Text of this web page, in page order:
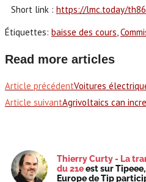
Short link : https://lmc.today/th86
Étiquettes: baisse des cours,
Read more articles
Article précédentVoitures
Article suivantAgrivoltaics can
Thierry Curty - La
du 21eest sur
Europe de Tip